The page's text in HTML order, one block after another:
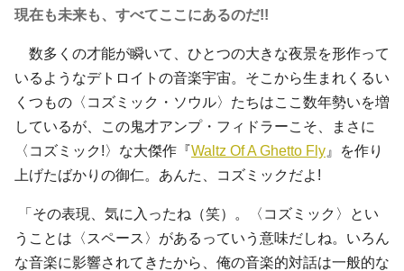
現在も未来も、すべてここにあるのだ!!
数多くの才能が瞬いて、ひとつの大きな夜景を形作って
いるようなデトロイトの音楽宇宙。そこから生まれくるい
くつもの〈コズミック・ソウル〉たちはここ数年勢いを増
しているが、この鬼才アンプ・フィドラーこそ、まさに
〈コズミック!〉な大傑作『Waltz Of A Ghetto Fly 』を作り
上げたばかりの御仁。あんた、コズミックだよ!
「その表現、気に入ったね（笑）。〈コズミック〉とい
うことは〈スペース〉があるっていう意味だしね。いろん
な音楽に影響されてきたから、俺の音楽的対話は一般的な